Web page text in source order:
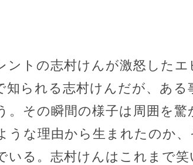
ントの志村けんが激怒した
知られる志村けんだが、あ
。その瞬間の様子は周囲を
うな理由から生まれたのか
いる。志村けんはこれまで